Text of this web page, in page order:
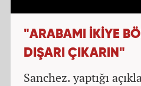
"ARABAMI İKİYE
DIŞARI ÇIKARIN"
Sanchez. yaptığı